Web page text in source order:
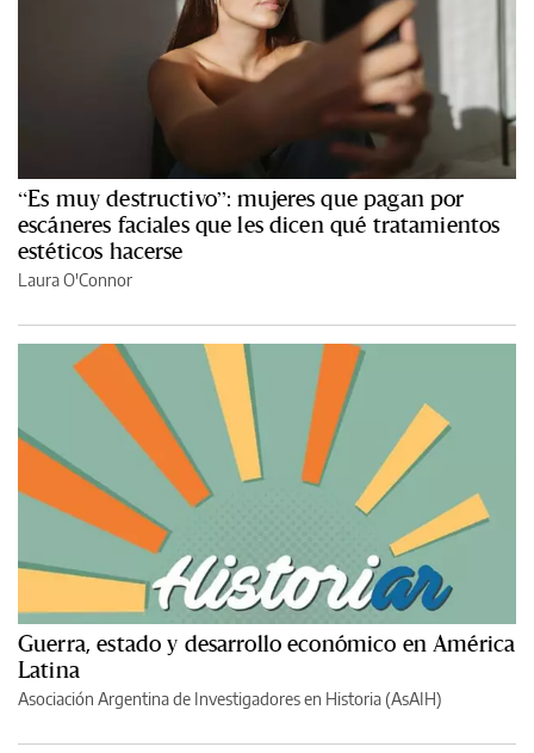
“Es muy destructivo”: mujeres que pagan por
escáneres faciales que les dicen qué tratamientos
estéticos hacerse
Laura O'Connor
Guerra, estado y desarrollo económico en América
Latina
Asociación Argentina de Investigadores en Historia (AsAIH)